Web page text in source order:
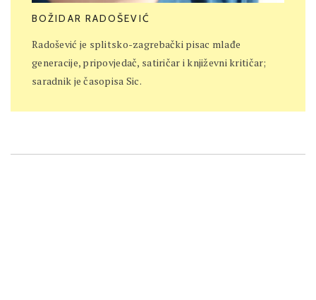
BOŽIDAR RADOŠEVIĆ
Radošević je splitsko-zagrebački pisac mlađe
generacije, pripovjedač, satiričar i književni kritičar;
saradnik je časopisa Sic.